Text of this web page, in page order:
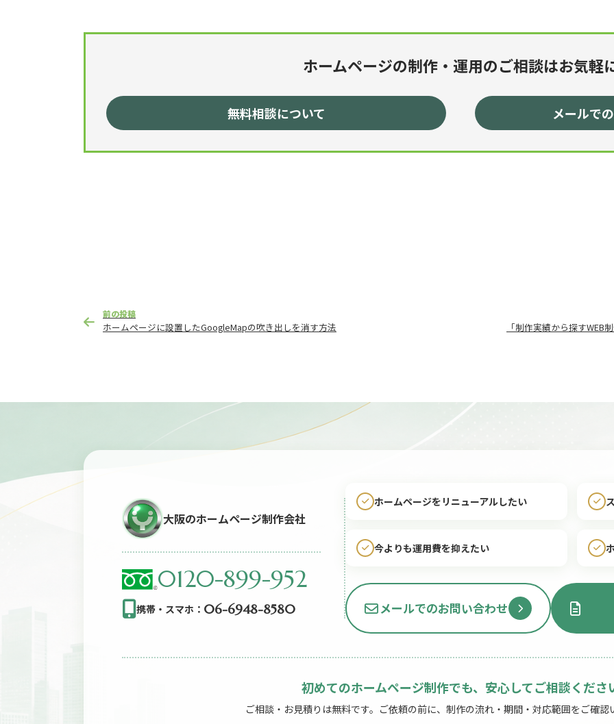
ホームページの制作・運用のご相談はお気軽
無料相談について メールで
稿
前の投稿
ホームページに設置したGoogleMapの吹き出しを消す方法 「制作実績から探す
大阪のホームページ制作会社
0120-899-952
携帯・スマホ： 06-6948-8580
ホームページをリニューアルしたい
今よりも運用費を抑えたい
メールでのお問い合わせ
初めてのホームページ制作でも、安心してご相談くださ
ご相談・お見積りは無料です。ご依頼の前に、制作の流れ・期間・対応範囲をご確認